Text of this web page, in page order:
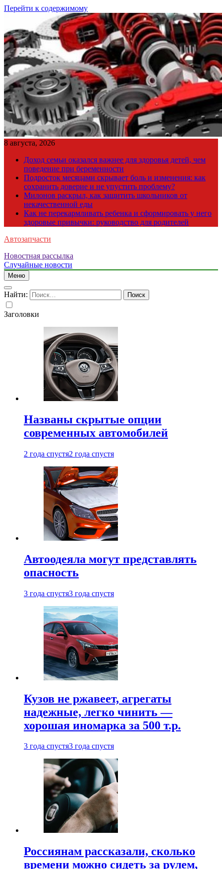
Перейти к содержимому
8 августа, 2026
Доход семьи оказался важнее для здоровья детей, чем
поведение при беременности
Подросток месяцами скрывает боль и изменения: как
сохранить доверие и не упустить проблему?
Милонов раскрыл, как защитить школьников от
некачественной еды
Как не перекармливать ребенка и сформировать у него
здоровые привычки: руководство для родителей
Автозапчасти
Новостная рассылка
Случайные новости
Меню
Найти:
Заголовки
Названы скрытые опции
современных автомобилей
2 года спустя2 года спустя
Автоодеяла могут представлять
опасность
3 года спустя3 года спустя
Кузов не ржавеет, агрегаты
надежные, легко чинить —
хорошая иномарка за 500 т.р.
3 года спустя3 года спустя
Россиянам рассказали, сколько
времени можно сидеть за рулем,